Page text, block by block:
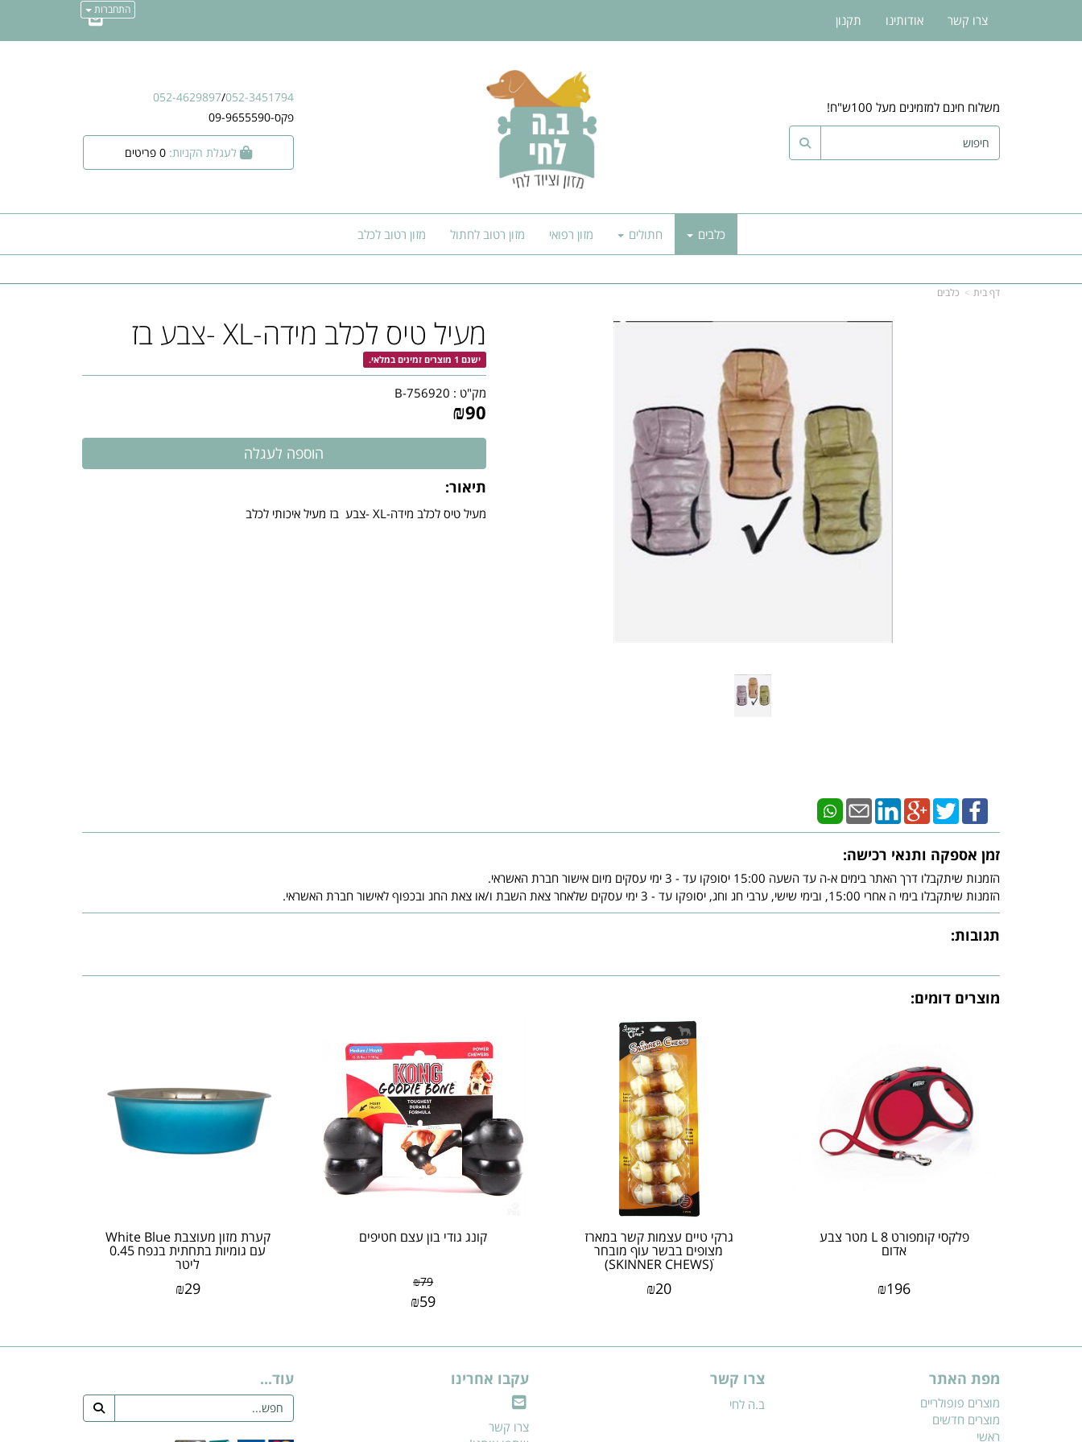
התחברות
משלוח חינם למזמינים מעל 100ש"ח!
052-4629897/052-3451794
פקס-09-9655590
0
כלבים חתולים מזון רפואי מזון רטוב לחתול מזון רטוב לכלב
צרו קשר אודותינו תקנון
דף בית כלבים
מעיל טיס לכלב מידה-XL -צבע בז
ישנם 1 מוצרים זמינים במלאי.
מק"ט : B-756920
₪90
תיאור:
מעיל טיס לכלב מידה-XL -צבע בז מעיל איכותי לכלב
זמן אספקה ותנאי רכישה:
הזמנות שיתקבלו דרך האתר בימים א-ה עד השעה 15:00 יסופקו עד - 3 ימי עסקים מיום אישור חברת האשראי.
הזמנות שיתקבלו בימי ה אחרי 15:00, ובימי שישי, ערבי חג וחג, יסופקו עד - 3 ימי עסקים שלאחר צאת השבת ו/או צאת החג ובכפוף לאישור חברת האשראי.
תגובות:
מוצרים דומים:
פלקסי קומפורט L 8 מטר צבע
אדום
₪196
גרקי טיים עצמות קשר במארז
מצופים בבשר עוף מובחר
(SKINNER CHEWSׂׂ)
₪20
קונג גודי בון עצם חטיפים
₪79
₪59
קערת מזון מעוצבת White Blue
עם גומיות בתחתית בנפח 0.45
ליטר
₪29
מפת האתר
מוצרים פופולריים
מוצרים חדשים
ראשי
צרו קשר
ב.ה לחי
עקבו אחרינו
צרו קשר
עוד...